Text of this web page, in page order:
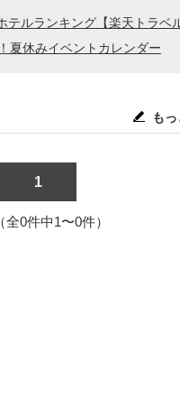
ルランキング【楽天トラベル
夏休みイベントカレンダー
も
1
全0件中1〜0件）